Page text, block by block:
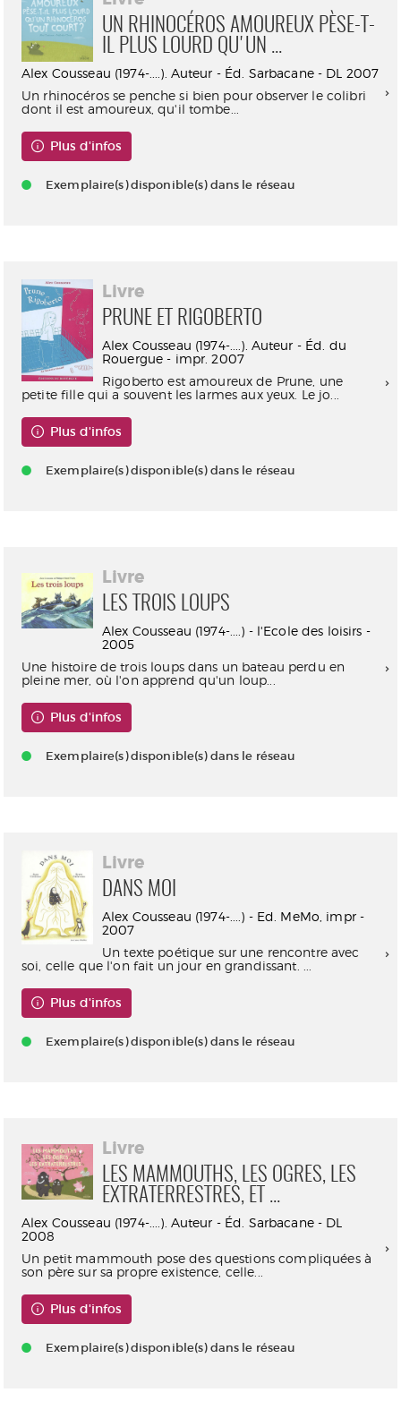
UN RHINOCÉROS AMOUREUX PÈSE-T-
IL PLUS LOURD QU'UN ...
Alex Cousseau (1974-....). Auteur - Éd. Sarbacane - DL 2007
Un rhinocéros se penche si bien pour observer le colibri
dont il est amoureux, qu'il tombe...
Plus d'infos
Exemplaire(s) disponible(s) dans le réseau
Livre
PRUNE ET RIGOBERTO
Alex Cousseau (1974-....). Auteur - Éd. du
Rouergue - impr. 2007
Rigoberto est amoureux de Prune, une
petite fille qui a souvent les larmes aux yeux. Le jo...
Plus d'infos
Exemplaire(s) disponible(s) dans le réseau
Livre
LES TROIS LOUPS
Alex Cousseau (1974-....) - l'Ecole des loisirs -
2005
Une histoire de trois loups dans un bateau perdu en
pleine mer, où l'on apprend qu'un loup...
Plus d'infos
Exemplaire(s) disponible(s) dans le réseau
Livre
DANS MOI
Alex Cousseau (1974-....) - Ed. MeMo, impr -
2007
Un texte poétique sur une rencontre avec
soi, celle que l'on fait un jour en grandissant. ...
Plus d'infos
Exemplaire(s) disponible(s) dans le réseau
Livre
LES MAMMOUTHS, LES OGRES, LES
EXTRATERRESTRES, ET ...
Alex Cousseau (1974-....). Auteur - Éd. Sarbacane - DL
2008
Un petit mammouth pose des questions compliquées à
son père sur sa propre existence, celle...
Plus d'infos
Exemplaire(s) disponible(s) dans le réseau